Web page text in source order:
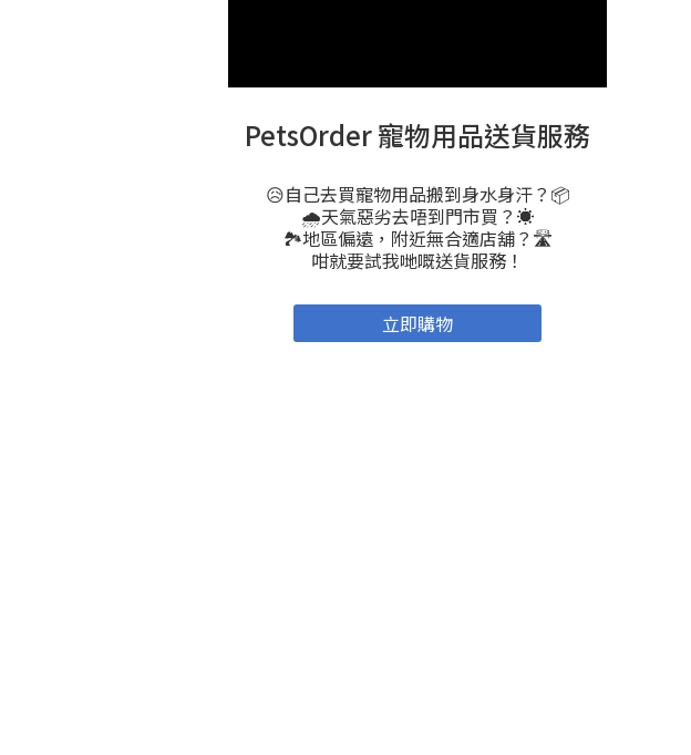
PetsOrder 寵物用品送貨服務
😥自己去買寵物用品搬到身水身汗？📦
🌧️天氣惡劣去唔到門市買？☀️
🏞地區偏遠，附近無合適店舖？🛣
咁就要試我哋嘅送貨服務！
立即購物